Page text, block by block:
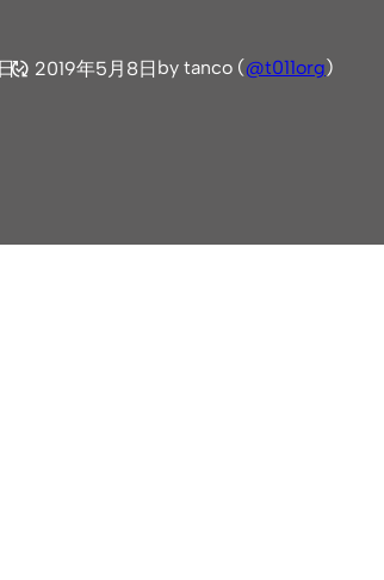
2019年5月8日 by tanco (@t011org)